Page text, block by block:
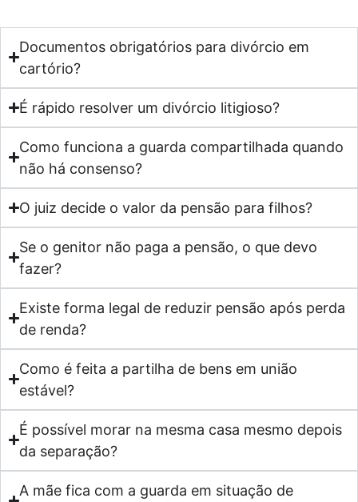
Documentos obrigatórios para divórcio em
cartório?
É rápido resolver um divórcio litigioso?
Como funciona a guarda compartilhada quando
não há consenso?
O juiz decide o valor da pensão para filhos?
Se o genitor não paga a pensão, o que devo
fazer?
Existe forma legal de reduzir pensão após perda
de renda?
Como é feita a partilha de bens em união
estável?
É possível morar na mesma casa mesmo depois
da separação?
A mãe fica com a guarda em situação de